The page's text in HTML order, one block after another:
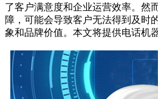
了客户满意度和企业运营效率。然
障，可能会导致客户无法得到及时
象和品牌价值。本文将提供电话机